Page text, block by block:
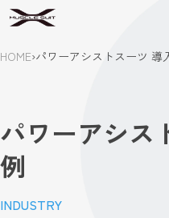
HOME›パワーアシストスーツ 導
パワーアシス
例
INDUSTRY